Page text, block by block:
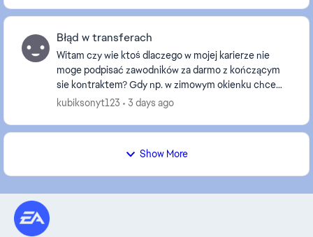
Błąd w transferach
Witam czy wie ktoś dlaczego w mojej karierze nie
moge podpisać zawodników za darmo z kończącym
sie kontraktem? Gdy np. w zimowym okienku chce
ściągnąć zawodnika któremu zostało mniej niż 6
kubiksonyt123 3 days ago
Show More